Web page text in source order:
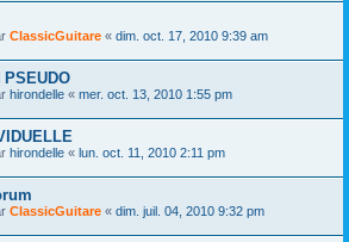
ClassicGuitare « dim. oct. 17, 2010 9:39 am
PSEUDO
hirondelle « mer. oct. 13, 2010 1:55 pm
hirondelle « lun. oct. 11, 2010 2:11 pm
ClassicGuitare « dim. juil. 04, 2010 9:32 pm